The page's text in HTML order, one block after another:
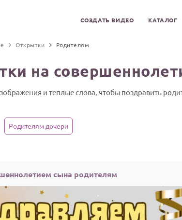
СОЗДАТЬ ВИДЕО КАТАЛОГ
Открытки Родителям
на
и теплые слова, чтобы поздравить
Родителям дочери
сына родителям